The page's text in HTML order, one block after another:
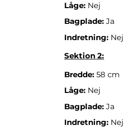
Låge: Nej
Bagplade: Ja
Indretning: Nej
Sektion 2:
Bredde: 58 cm
Låge: Nej
Bagplade: Ja
Indretning: Nej